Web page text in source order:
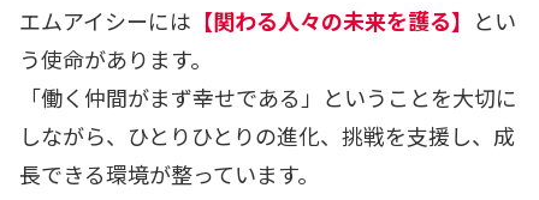
エムアイシーには 【関わる人々の未来を護る】 とい
う使命があります。
「働く仲間がまず幸せである」ということを大切に
しながら、ひとりひとりの進化、挑戦を支援し、成
長できる環境が整っています。